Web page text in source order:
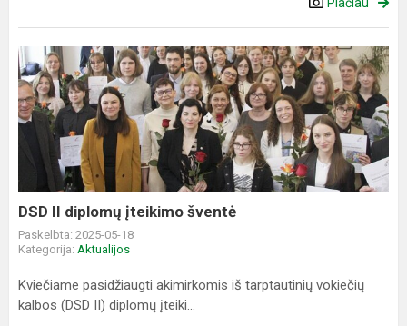
DSD
II
diplomų
įteikimo
šventė
DSD II diplomų įteikimo šventė
Paskelbta: 2025-05-18
Kategorija: Aktualijos
Kviečiame pasidžiaugti akimirkomis iš tarptautinių vokiečių
kalbos (DSD II) diplomų įteiki...